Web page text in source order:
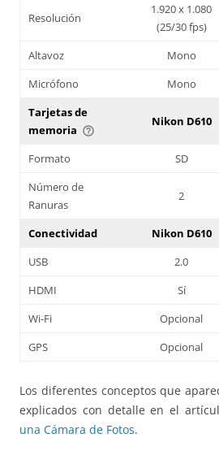
Resolución
1.920 x 1.080
(25/30 fps)
Altavoz
Mono
Micrófono
Mono
Tarjetas de
memoria help_outline
Nikon D610
Formato SD
Número de
Ranuras
2
Conectividad Nikon D610
USB
2.0
HDMI
Sí
Wi-Fi
Opcional
GPS
Opcional
Los diferentes conceptos que
explicados con detalle en el
una Cámara de Fotos.